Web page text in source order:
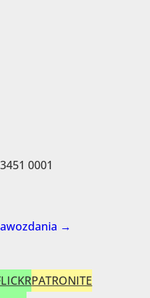
0001
→
PATRONITE